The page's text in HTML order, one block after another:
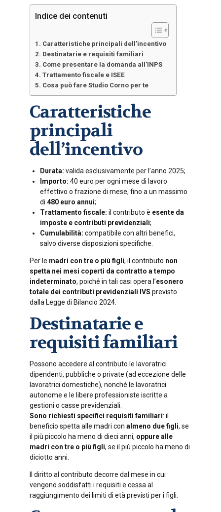
Indice dei contenuti
Caratteristiche principali dell’incentivo
Destinatarie e requisiti familiari
Come presentare la domanda all’INPS
Trattamento fiscale e ISEE
Cosa può fare Studio Corno per te
Caratteristiche
principali
dell’incentivo
Durata: valida esclusivamente per l’anno 2025;
Importo: 40 euro per ogni mese di lavoro
effettivo o frazione di mese, fino a un massimo
di 480 euro annui;
Trattamento fiscale: il contributo è esente da
imposte e contributi previdenziali;
Cumulabilità: compatibile con altri benefici,
salvo diverse disposizioni specifiche.
Per le madri con tre o più figli, il contributo non
spetta nei mesi coperti da contratto a tempo
indeterminato, poiché in tali casi opera l’esonero
totale dei contributi previdenziali IVS previsto
dalla Legge di Bilancio 2024.
Destinatarie e
requisiti familiari
Possono accedere al contributo le lavoratrici
dipendenti, pubbliche o private (ad eccezione delle
lavoratrici domestiche), nonché le lavoratrici
autonome e le libere professioniste iscritte a
gestioni o casse previdenziali.
Sono richiesti specifici requisiti familiari: il
beneficio spetta alle madri con almeno due figli, se
il più piccolo ha meno di dieci anni, oppure alle
madri con tre o più figli, se il più piccolo ha meno di
diciotto anni.
Il diritto al contributo decorre dal mese in cui
vengono soddisfatti i requisiti e cessa al
raggiungimento dei limiti di età previsti per i figli.